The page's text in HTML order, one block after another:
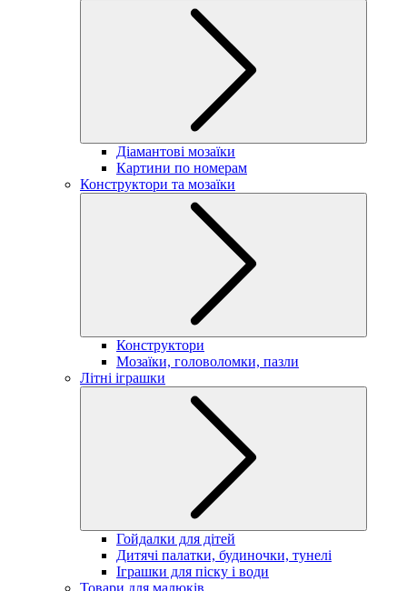
Діамантові мозаїки
Картини по номерам
Конструктори та мозаїки
Конструктори
Мозаїки, головоломки, пазли
Літні іграшки
Гойдалки для дітей
Дитячі палатки, будиночки, тунелі
Іграшки для піску і води
Товари для малюків